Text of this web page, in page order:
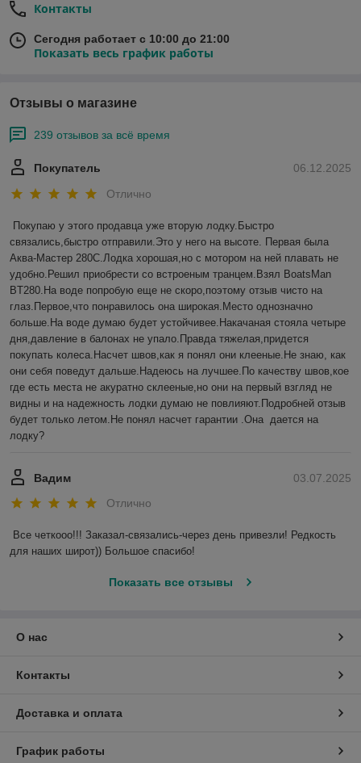
Контакты
Сегодня работает с 10:00 до 21:00
Показать весь график работы
Отзывы о магазине
239 отзывов за всё время
06.12.2025
Покупатель
Отлично
Покупаю у этого продавца уже вторую лодку.Быстро
связались,быстро отправили.Это у него на высоте. Первая была
Аква-Мастер 280С.Лодка хорошая,но с мотором на ней плавать не
удобно.Решил приобрести со встроеным транцем.Взял BoatsMan
BT280.На воде попробую еще не скоро,поэтому отзыв чисто на
глаз.Первое,что понравилось она широкая.Место однозначно
больше.На воде думаю будет устойчивее.Накачаная стояла четыре
дня,давление в балонах не упало.Правда тяжелая,придется
покупать колеса.Насчет швов,как я понял они клееные.Не знаю, как
они себя поведут дальше.Надеюсь на лучшее.По качеству швов,кое
где есть места не акуратно склееные,но они на первый взгляд не
видны и на надежность лодки думаю не повлияют.Подробней отзыв
будет только летом.Не понял насчет гарантии .Она  дается на
лодку?
03.07.2025
Вадим
Отлично
Все четкооо!!! Заказал-связались-через день привезли! Редкость
для наших широт)) Большое спасибо!
Показать все отзывы
О нас
Контакты
Доставка и оплата
График работы